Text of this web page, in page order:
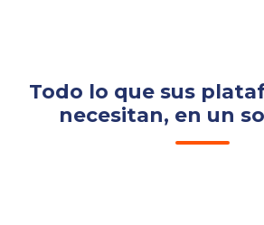
Todo lo que sus
necesitan, en un